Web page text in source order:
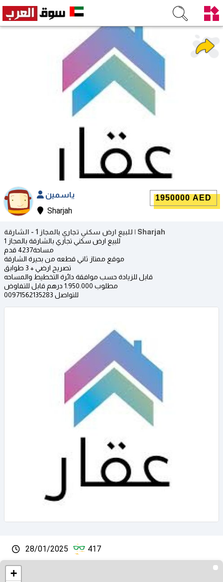
ياسمين
Sharjah
1950000 AED
للبيع ارض سكني تجاري بالمجاز 1 - الشارقة | Sharjah
للبيع ارض سكني تجاري بالشارقة بالمجاز 1
مساحة4237 قدم
موقع ممتاز ثاني قطعه من بحيرة الشارقة
تصريح ارضي + 3 طوابق
قابل للزيادة حسب موافقة دائرة التخطيط والمساحه
مطلوب 1.950.000 درهم قابل للتفاوض
للتواصل 00971562135283
28/01/2025 417
+